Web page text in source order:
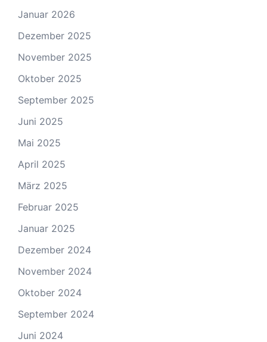
Januar 2026
Dezember 2025
November 2025
Oktober 2025
September 2025
Juni 2025
Mai 2025
April 2025
März 2025
Februar 2025
Januar 2025
Dezember 2024
November 2024
Oktober 2024
September 2024
Juni 2024